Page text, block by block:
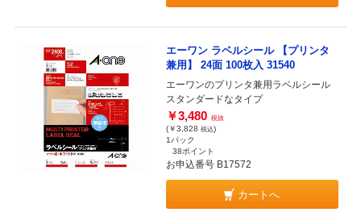
エーワン ラベルシール 【プリンタ
兼用】 24面 100枚入 31540
エーワンのプリンタ兼用ラベルシール
スタンダードなタイプ
￥3,480 税抜
(￥3,828 税込)
1パック
38ポイント
お申込番号 B17572
カートへ